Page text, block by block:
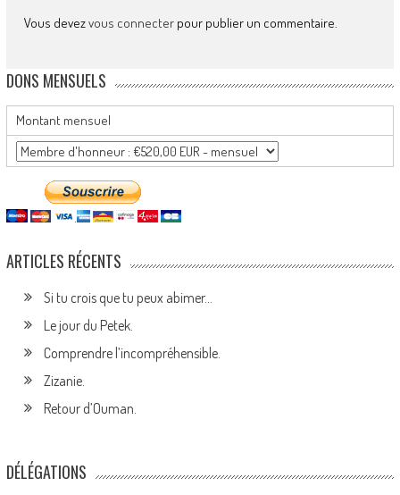
Vous devezvous connecterpour publier un commentaire.
DONS MENSUELS
Montant mensuel
ARTICLES RÉCENTS
Si tu crois que tu peux abimer…
Le jour du Petek.
Comprendre l’incompréhensible.
Zizanie.
Retour d’Ouman.
DÉLÉGATIONS